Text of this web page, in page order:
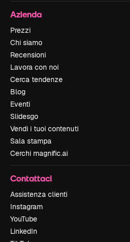
Azienda
Prezzi
Chi siamo
Recensioni
Lavora con noi
Cerca tendenze
Blog
Eventi
Slidesgo
Vendi i tuoi contenuti
Sala stampa
Cerchi magnific.ai
Contattaci
Assistenza clienti
Instagram
YouTube
LinkedIn